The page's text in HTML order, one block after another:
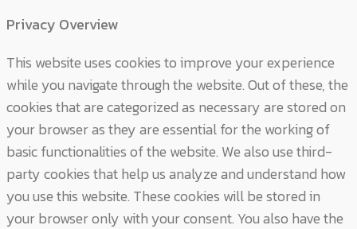
Privacy Overview
This website uses cookies to improve your experience
while you navigate through the website. Out of these, the
cookies that are categorized as necessary are stored on
your browser as they are essential for the working of
basic functionalities of the website. We also use third-
party cookies that help us analyze and understand how
you use this website. These cookies will be stored in
your browser only with your consent. You also have the